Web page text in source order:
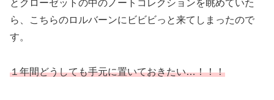
とクローゼットの中のノートコレクションを眺めていた
ら、こちらのロルバーンにビビビっと来てしまったので
す。
１年間どうしても手元に置いておきたい…！！！